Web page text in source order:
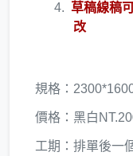
草稿線稿
改
規格：
價格：黑白
工期：排單後一